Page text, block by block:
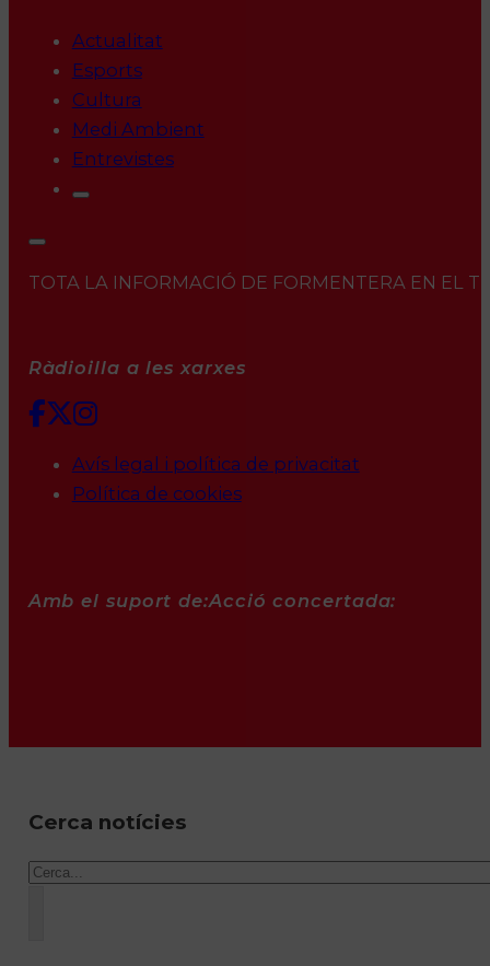
Actualitat
Esports
Cultura
Medi Ambient
Entrevistes
TOTA LA INFORMACIÓ DE FORMENTERA EN EL
Ràdioilla a les xarxes
Avís legal i política de privacitat
Política de cookies
Amb el suport de:Acció concertada:
Cerca notícies
Cercar